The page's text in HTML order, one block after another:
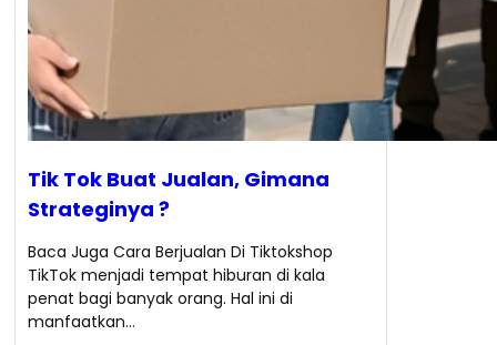
Tik Tok Buat Jualan, Gimana
Strateginya ?
Baca Juga Cara Berjualan Di Tiktokshop
TikTok menjadi tempat hiburan di kala
penat bagi banyak orang. Hal ini di
manfaatkan…